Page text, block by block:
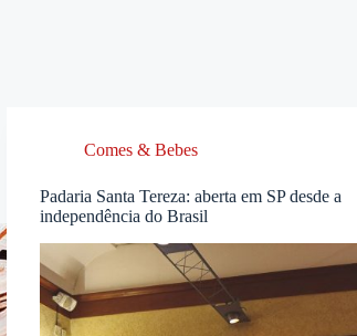
Comes & Bebes
Padaria Santa Tereza: aberta em SP desde a
independência do Brasil